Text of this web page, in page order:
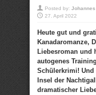
Posted by: Johannes
27. April 2022
Heute gut und
Kanadaromanze,
Liebesroman und
autogenes
Schülerkrimi! Und
Insel der
dramatischer